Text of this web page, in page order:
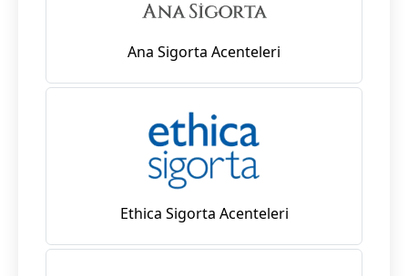
Ana Sigorta Acenteleri
Ethica Sigorta Acenteleri